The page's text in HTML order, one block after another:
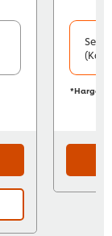
*Harga